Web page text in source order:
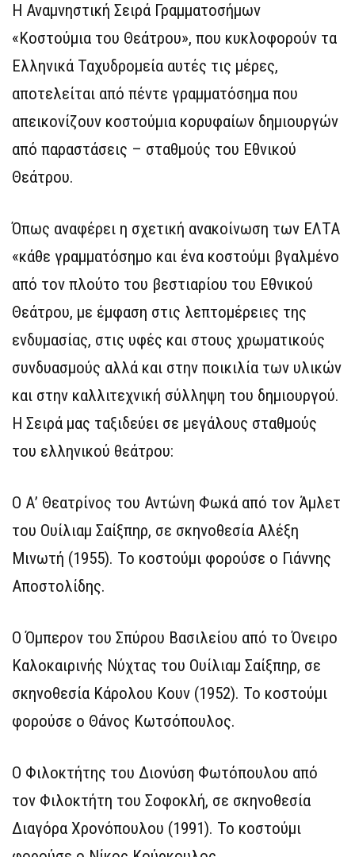
Η Αναμνηστική Σειρά Γραμματοσήμων
«Κοστούμια του Θεάτρου», που κυκλοφορούν τα
Ελληνικά Ταχυδρομεία αυτές τις μέρες,
αποτελείται από πέντε γραμματόσημα που
απεικονίζουν κοστούμια κορυφαίων δημιουργών
από παραστάσεις – σταθμούς του Εθνικού
Θεάτρου.
Όπως αναφέρει η σχετική ανακοίνωση των ΕΛΤΑ
«κάθε γραμματόσημο και ένα κοστούμι βγαλμένο
από τον πλούτο του βεστιαρίου του Εθνικού
Θεάτρου, με έμφαση στις λεπτομέρειες της
ενδυμασίας, στις υφές και στους χρωματικούς
συνδυασμούς αλλά και στην ποικιλία των υλικών
και στην καλλιτεχνική σύλληψη του δημιουργού.
Η Σειρά μας ταξιδεύει σε μεγάλους σταθμούς
του ελληνικού θεάτρου:
Ο Α’ Θεατρίνος του Αντώνη Φωκά από τον Άμλετ
του Ουίλιαμ Σαίξπηρ, σε σκηνοθεσία Αλέξη
Μινωτή (1955). Το κοστούμι φορούσε ο Γιάννης
Αποστολίδης.
Ο Όμπερον του Σπύρου Βασιλείου από το Όνειρο
Καλοκαιρινής Νύχτας του Ουίλιαμ Σαίξπηρ, σε
σκηνοθεσία Κάρολου Κουν (1952). Το κοστούμι
φορούσε ο Θάνος Κωτσόπουλος.
Ο Φιλοκτήτης του Διονύση Φωτόπουλου από
τον Φιλοκτήτη του Σοφοκλή, σε σκηνοθεσία
Διαγόρα Χρονόπουλου (1991). Το κοστούμι